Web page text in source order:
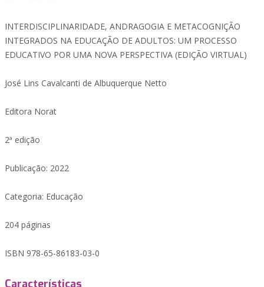
INTERDISCIPLINARIDADE, ANDRAGOGIA E METACOGNIÇÃO
INTEGRADOS NA EDUCAÇÃO DE ADULTOS: UM PROCESSO
EDUCATIVO POR UMA NOVA PERSPECTIVA (EDIÇÃO VIRTUAL)
José Lins Cavalcanti de Albuquerque Netto
Editora Norat
2ª edição
Publicação: 2022
Categoria: Educação
204 páginas
ISBN 978-65-86183-03-0
Características